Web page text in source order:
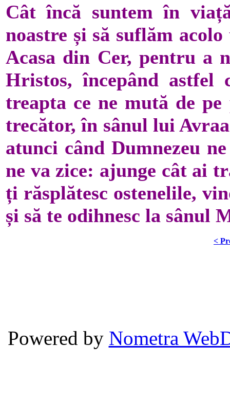
Cât încă suntem în
noastre și să suflăm
Acasa din Cer, pentru a
Hristos, începând astfel
treapta ce ne mută de
trecător, în sânul lui
atunci când Dumnezeu
ne va zice: ajunge cât ai
ți răsplătesc ostenelile,
și să te odihnesc la sânul
<
Powered by Nometra